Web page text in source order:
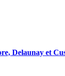
Delaunay et